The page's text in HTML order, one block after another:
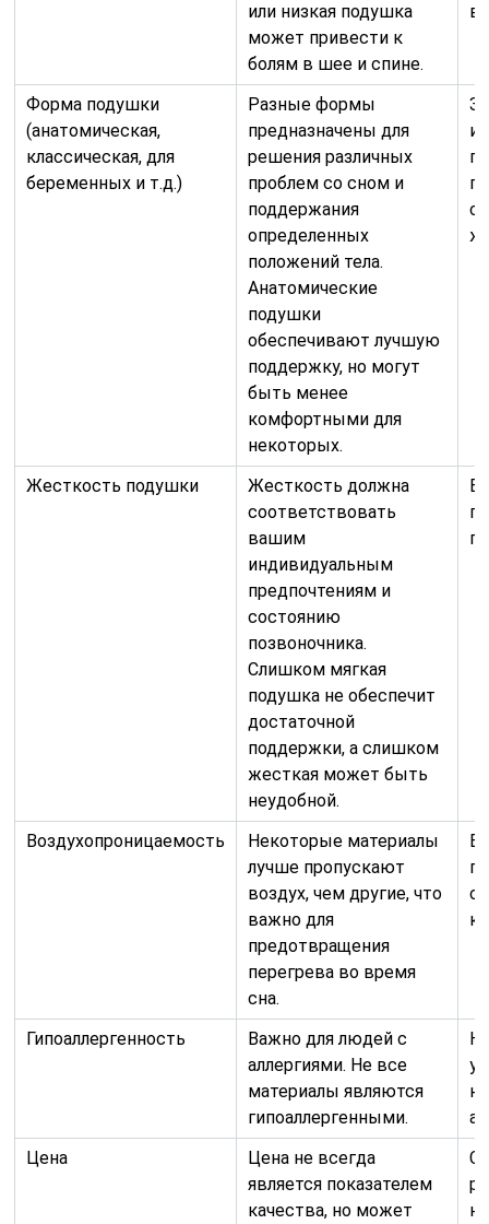
или низкая подушка
может привести к
болям в шее и спине.
Форма подушки
(анатомическая,
классическая, для
беременных и т.д.)
Разные формы
предназначены для
решения различных
проблем со сном и
поддержания
определенных
положений тела.
Анатомические
подушки
обеспечивают лучшую
поддержку, но могут
быть менее
комфортными для
некоторых.
Жесткость подушки
Жесткость должна
соответствовать
вашим
индивидуальным
предпочтениям и
состоянию
позвоночника.
Слишком мягкая
подушка не обеспечит
достаточной
поддержки, а слишком
жесткая может быть
неудобной.
Воздухопроницаемость
Некоторые материалы
лучше пропускают
воздух, чем другие, что
важно для
предотвращения
перегрева во время
сна.
Гипоаллергенность
Важно для людей с
аллергиями. Не все
материалы являются
гипоаллергенными.
Цена
Цена не всегда
является показателем
качества, но может